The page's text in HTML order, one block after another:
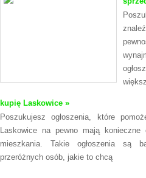
kupię Laskowice »
Poszukujesz ogłoszenia, które
Laskowice na pewno mają konieczne
mieszkania. Takie ogłoszenia są
przeróżnych osób, jakie to chcą